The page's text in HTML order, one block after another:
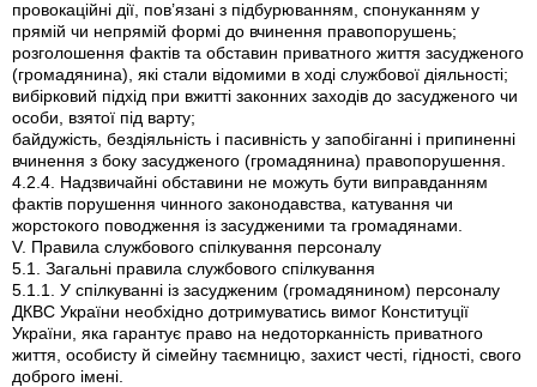
провокаційні дії, пов’язані з підбурюванням, спонуканням у
прямій чи непрямій формі до вчинення правопорушень;
розголошення фактів та обставин приватного життя засудженого
(громадянина), які стали відомими в ході службової діяльності;
вибірковий підхід при вжитті законних заходів до засудженого чи
особи, взятої під варту;
байдужість, бездіяльність і пасивність у запобіганні і припиненні
вчинення з боку засудженого (громадянина) правопорушення.
4.2.4. Надзвичайні обставини не можуть бути виправданням
фактів порушення чинного законодавства, катування чи
жорстокого поводження із засудженими та громадянами.
V. Правила службового спілкування персоналу
5.1. Загальні правила службового спілкування
5.1.1. У спілкуванні із засудженим (громадянином) персоналу
ДКВС України необхідно дотримуватись вимог Конституції
України, яка гарантує право на недоторканність приватного
життя, особисту й сімейну таємницю, захист честі, гідності, свого
доброго імені.